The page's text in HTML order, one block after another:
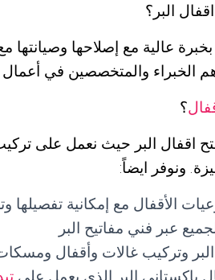
البر؟
بخبرة عالية مع إصلاحها وصيانتها
والمتخصصين في أعمال
؟
اقفال البر حيث نعمل على
ونوفر ايضاً:
الأقفال مع إمكانية
عبر فني مفاتيح البر
وتركيب غالات وأقفال